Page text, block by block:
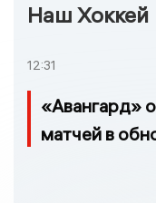
Наш Хоккей
12:31
«Авангард»
матчей в